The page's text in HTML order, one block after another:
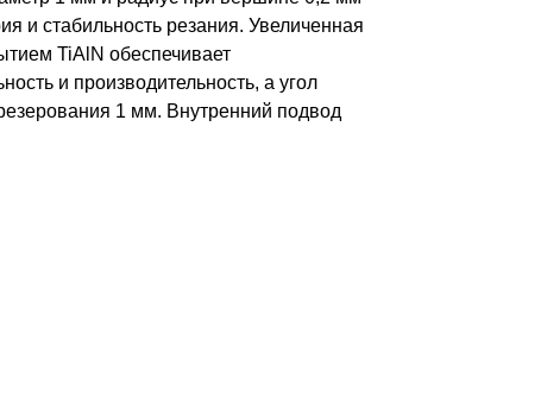
и стабильность резания. Увеличенная
TiAlN обеспечивает
и производительность, а угол
1 мм. Внутренний подвод